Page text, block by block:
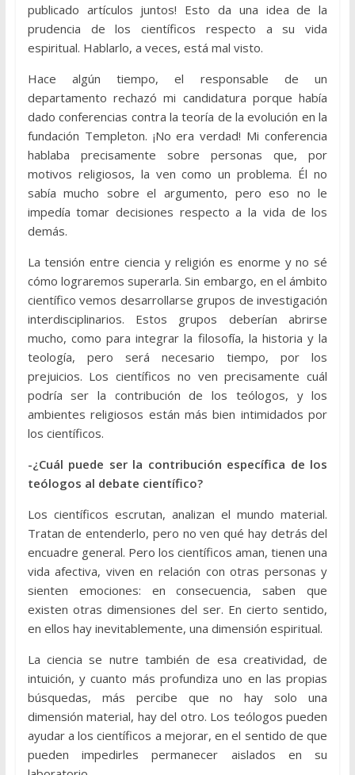
publicado artículos juntos! Esto da una idea de la
prudencia de los científicos respecto a su vida
espiritual. Hablarlo, a veces, está mal visto.
Hace algún tiempo, el responsable de un
departamento rechazó mi candidatura porque había
dado conferencias contra la teoría de la evolución en la
fundación Templeton. ¡No era verdad! Mi conferencia
hablaba precisamente sobre personas que, por
motivos religiosos, la ven como un problema. Él no
sabía mucho sobre el argumento, pero eso no le
impedía tomar decisiones respecto a la vida de los
demás.
La tensión entre ciencia y religión es enorme y no sé
cómo lograremos superarla. Sin embargo, en el ámbito
científico vemos desarrollarse grupos de investigación
interdisciplinarios. Estos grupos deberían abrirse
mucho, como para integrar la filosofía, la historia y la
teología, pero será necesario tiempo, por los
prejuicios. Los científicos no ven precisamente cuál
podría ser la contribución de los teólogos, y los
ambientes religiosos están más bien intimidados por
los científicos.
-¿Cuál puede ser la contribución específica de los
teólogos al debate científico?
Los científicos escrutan, analizan el mundo material.
Tratan de entenderlo, pero no ven qué hay detrás del
encuadre general. Pero los científicos aman, tienen una
vida afectiva, viven en relación con otras personas y
sienten emociones: en consecuencia, saben que
existen otras dimensiones del ser. En cierto sentido,
en ellos hay inevitablemente, una dimensión espiritual.
La ciencia se nutre también de esa creatividad, de
intuición, y cuanto más profundiza uno en las propias
búsquedas, más percibe que no hay solo una
dimensión material, hay del otro. Los teólogos pueden
ayudar a los científicos a mejorar, en el sentido de que
pueden impedirles permanecer aislados en su